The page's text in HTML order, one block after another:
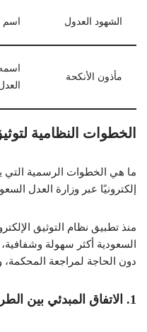
الشهود العدول اسم
مأذون الأنكحة
الخطوات النظامية
ما هي الخطوات الرسمية التي
إلكترونيًا عبر وزارة العدل
منذ تطبيق نظام التوثيق
السعودية أكثر سهولة
دون الحاجة لمراجعة
1. الاتفاق المبدئي بين الطرفين